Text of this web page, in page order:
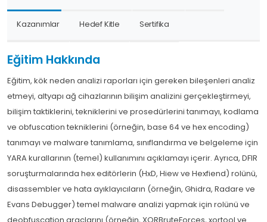
Kazanımlar Hedef Kitle Sertifika
Eğitim Hakkında
Eğitim, kök neden analizi raporları için gereken bileşenleri analiz
etmeyi, altyapı ağ cihazlarının bilişim analizini gerçekleştirmeyi,
bilişim taktiklerini, tekniklerini ve prosedürlerini tanımayı, kodlama
ve obfuscation tekniklerini (örneğin, base 64 ve hex encoding)
tanımayı ve malware tanımlama, sınıflandırma ve belgeleme için
YARA kurallarının (temel) kullanımını açıklamayı içerir. Ayrıca, DFIR
soruşturmalarında hex editörlerin (HxD, Hiew ve Hexfiend) rolünü,
disassembler ve hata ayıklayıcıların (örneğin, Ghidra, Radare ve
Evans Debugger) temel malware analizi yapmak için rolünü ve